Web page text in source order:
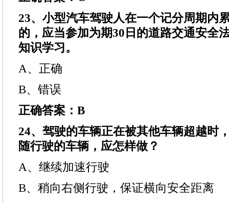
23、小型汽车驾驶人在一个记分周期内
的，应当参加为期30日的道路交通安全
知识学习。
A、正确
B、错误
正确答案：B
24、驾驶的车辆正在被其他车辆超越时
随行驶的车辆，应怎样做？
A、继续加速行驶
B、稍向右侧行驶，保证横向安全距离